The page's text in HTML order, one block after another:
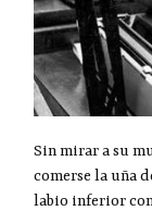
Sin mirar a su
comerse la uña
labio inferior con